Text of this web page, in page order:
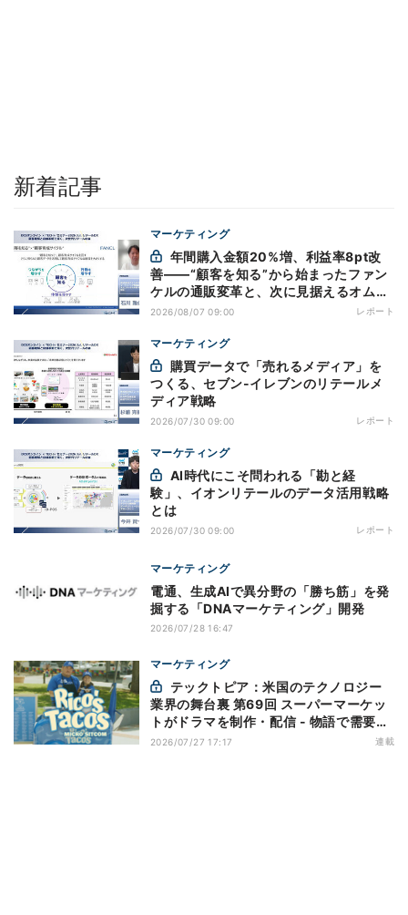
新着記事
マーケティング
善——“顧客を知る”から始まったファン
ケルの通販変革と、次に見据えるオムニ
チャネル
2026/08/07 09:00 レポート
マーケティング
つくる、セブン-イレブンのリテールメ
ディア戦略
2026/07/30 09:00 レポート
マーケティング
験」、イオンリテールのデータ活用戦略
とは
2026/07/30 09:00 レポート
マーケティング
電通、生成AIで異分野の「勝ち筋」を発
掘する「DNAマーケティング」開発
2026/07/28 16:47
マーケティング
業界の舞台裏 第69回 スーパーマーケッ
トがドラマを制作・配信 - 物語で需要を
演出する小売メディア
2026/07/27 17:17 連載